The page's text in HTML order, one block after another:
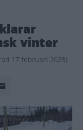
vinter
17 februari 2025)